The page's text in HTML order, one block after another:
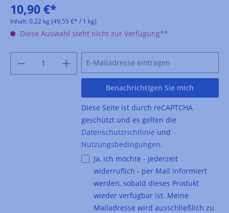
10,90 €*
Inhalt: 0.22 kg (49,55 €* / 1 kg)
Diese Auswahl steht nicht zur Verfügung**
Benachrichtigen Sie mich
Diese Seite ist durch reCAPTCHA
geschützt und es gelten die
Datenschutzrichtlinie und
Nutzungsbedingungen.
Ja, ich möchte - jederzeit
widerruflich - per Mail informiert
werden, sobald dieses Produkt
wieder verfügbar ist. Meine
Mailadresse wird ausschließlich zu